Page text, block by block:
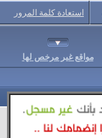
استعادة كلمة المرور
مواقع غير مرخص لها